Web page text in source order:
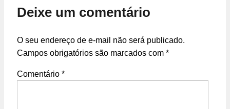
Deixe um comentário
O seu endereço de e-mail não será publicado.
Campos obrigatórios são marcados com *
Comentário *